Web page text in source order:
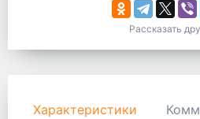
Рассказать
Характеристики